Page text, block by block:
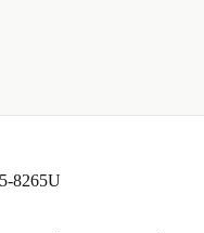
8265U